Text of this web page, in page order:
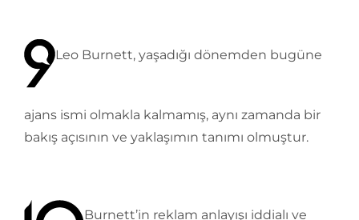
Leo Burnett, yaşadığı dönemden bugüne
ajans ismi olmakla kalmamış, aynı zamanda bir
bakış açısının ve yaklaşımın tanımı olmuştur.
Burnett’in reklam anlayışı iddialı ve